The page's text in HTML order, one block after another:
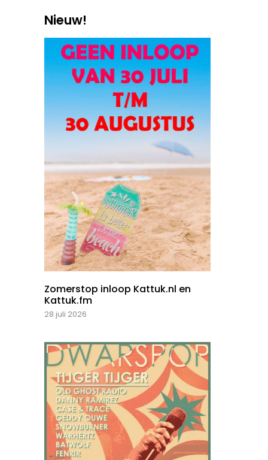
Nieuw!
Zomerstop inloop Kattuk.nl en
Kattuk.fm
28 juli 2026